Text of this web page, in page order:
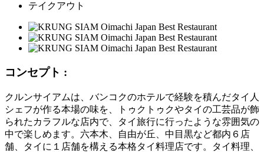
テイクアウト
コンセプト :
クルンサイアムは、バンコクのホテルで経験を積んだタイ人
シェフが作る本場の味を、トゥクトゥクやタイの工芸品が飾
られたカラフルな店内で、タイ旅行に行ったような雰囲気の
中で楽しめます。六本木、自由が丘、中目黒など都内６店
舗、タイに１店舗を構える本格タイ料理店です。タイ料理、